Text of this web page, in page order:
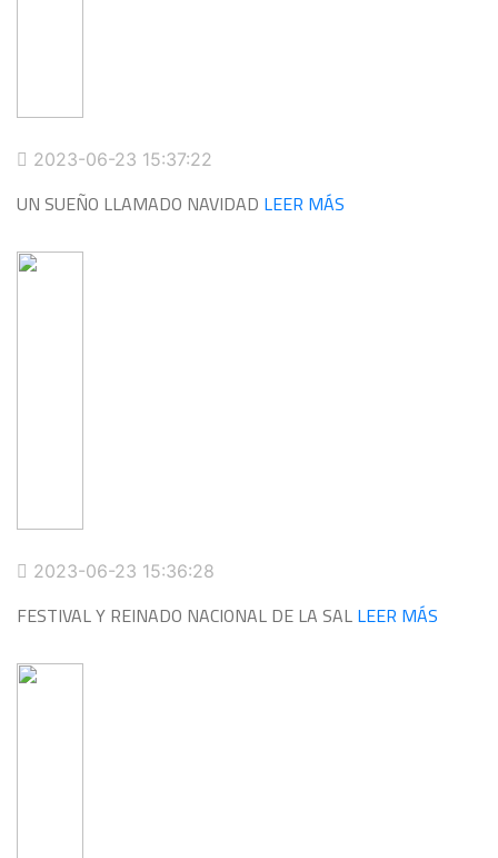
2023-06-23 15:37:22
UN SUEÑO LLAMADO NAVIDAD LEER MÁS
2023-06-23 15:36:28
FESTIVAL Y REINADO NACIONAL DE LA SALLEER MÁS